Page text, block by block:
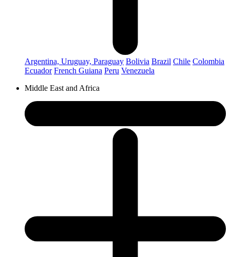
Argentina, Uruguay, Paraguay Bolivia Brazil Chile Colombia
Ecuador French Guiana Peru Venezuela
Middle East and Africa